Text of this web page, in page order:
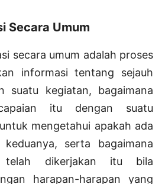
Secara Umum
secara umum adalah proses
informasi tentang sejauh
suatu kegiatan, bagaimana
itu dengan suatu
mengetahui apakah ada
serta bagaimana
telah dikerjakan itu bila
harapan-harapan yang